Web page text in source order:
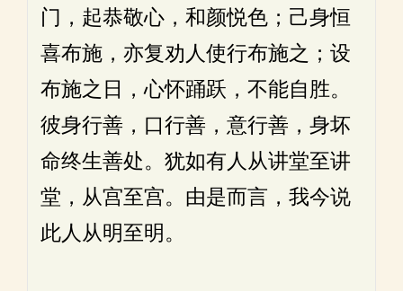
门，起恭敬心，和颜悦色；己身恒
喜布施，亦复劝人使行布施之；设
布施之日，心怀踊跃，不能自胜。
彼身行善，口行善，意行善，身坏
命终生善处。犹如有人从讲堂至讲
堂，从宫至宫。由是而言，我今说
此人从明至明。